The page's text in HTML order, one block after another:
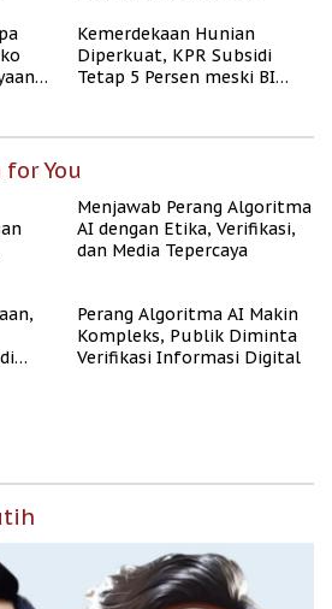
Kemerdekaan Hunian
Diperkuat, KPR Subsidi
Tetap 5 Persen meski BI
You
Menjawab Perang Algoritma
AI dengan Etika, Verifikasi,
dan Media Tepercaya
Perang Algoritma AI Makin
Kompleks, Publik Diminta
Verifikasi Informasi Digital